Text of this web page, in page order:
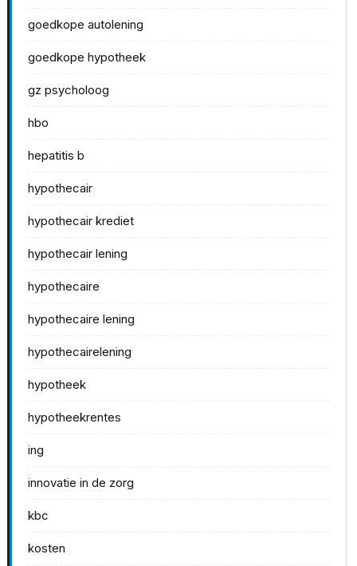
goedkope autolening
goedkope hypotheek
gz psycholoog
hbo
hepatitis b
hypothecair
hypothecair krediet
hypothecair lening
hypothecaire
hypothecaire lening
hypothecairelening
hypotheek
hypotheekrentes
ing
innovatie in de zorg
kbc
kosten